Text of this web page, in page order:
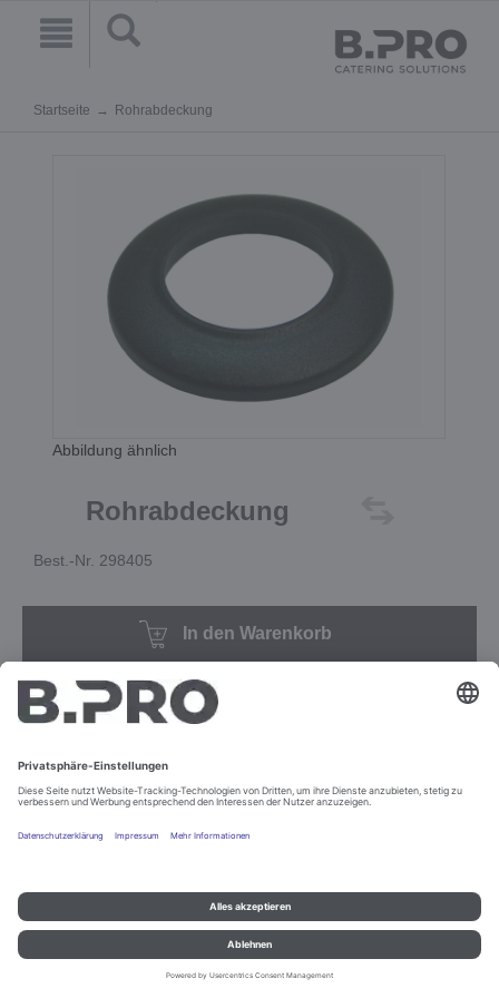
Startseite Rohrabdeckung
Abbildung ähnlich
Rohrabdeckung
Best.-Nr. 298405
In den Warenkorb
Impressum und Datenschutz
© B.PRO Catering Solutions 2022